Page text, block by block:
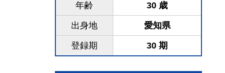
年齢 30 歳
出身地 愛知県
登録期 30 期